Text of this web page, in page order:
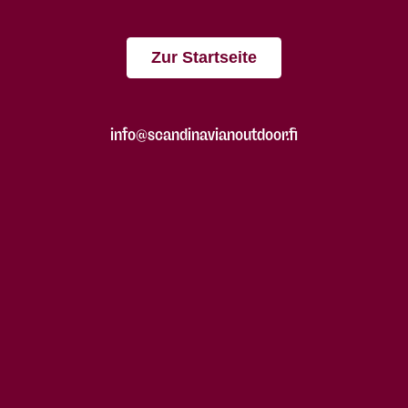
Zur Startseite
info@scandinavianoutdoor.fi